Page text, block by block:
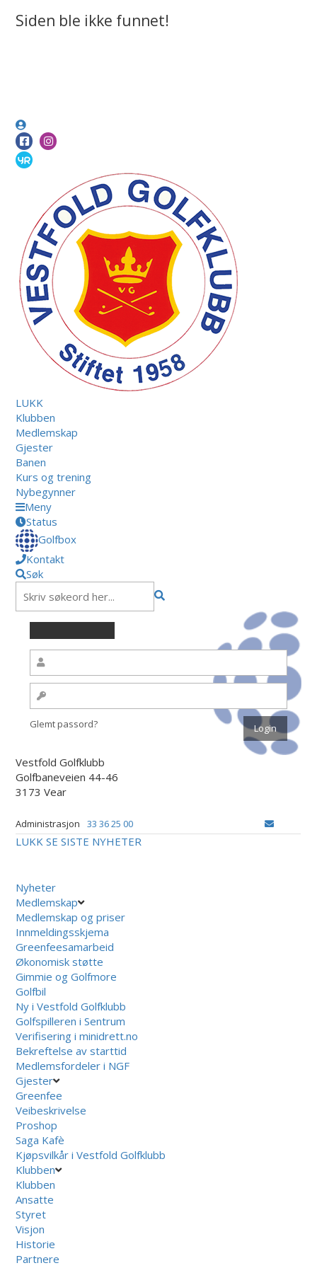
Siden ble ikke funnet!
LUKK
Klubben
Medlemskap
Gjester
Banen
Kurs og trening
Nybegynner
Meny
Status
Golfbox
Kontakt
Søk
Glemt passord?
Vestfold Golfklubb
Golfbaneveien 44-46
3173 Vear
Administrasjon 33 36 25 00
LUKK SE SISTE NYHETER
Nyheter
Medlemskap
Medlemskap og priser
Innmeldingsskjema
Greenfeesamarbeid
Økonomisk støtte
Gimmie og Golfmore
Golfbil
Ny i Vestfold Golfklubb
Golfspilleren i Sentrum
Verifisering i minidrett.no
Bekreftelse av starttid
Medlemsfordeler i NGF
Gjester
Greenfee
Veibeskrivelse
Proshop
Saga Kafè
Kjøpsvilkår i Vestfold Golfklubb
Klubben
Klubben
Ansatte
Styret
Visjon
Historie
Partnere